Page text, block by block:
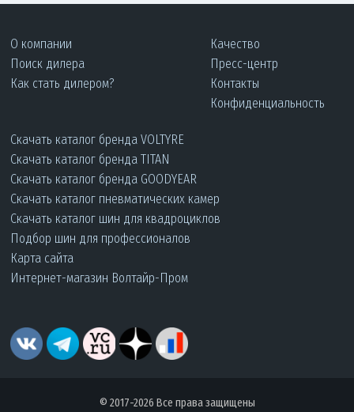
О компании
Поиск дилера
Как стать дилером?
Качество
Пресс-центр
Контакты
Конфиденциальность
Скачать каталог бренда VOLTYRE
Скачать каталог бренда TITAN
Скачать каталог бренда GOODYEAR
Скачать каталог пневматических камер
Скачать каталог шин для квадроциклов
Подбор шин для профессионалов
Карта сайта
Интернет-магазин Волтайр-Пром
© 2017-2026 Все права защищены